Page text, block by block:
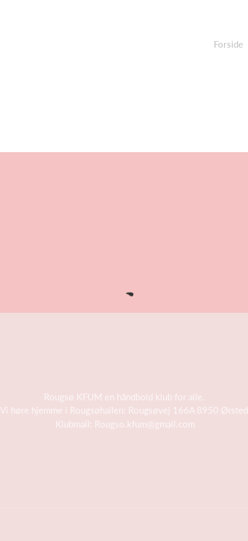
Forside
Rougsø KFUM en håndbold klub for alle.
Vi høre hjemme i Rougsøhallen: Rougsøvej 166A 8950 Ørsted
Klubmail:
Rougso.kfum@gmail.com